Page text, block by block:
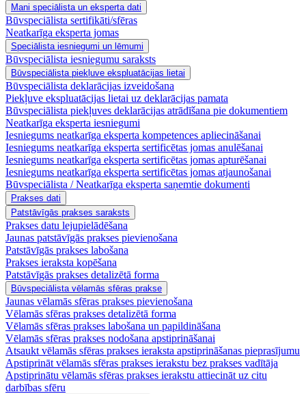
Mani speciālista un eksperta dati
Būvspeciālista sertifikāti/sfēras
Neatkarīga eksperta jomas
Speciālista iesniegumi un lēmumi
Būvspeciālista iesniegumu saraksts
Būvspeciālista piekļuve ekspluatācijas lietai
Būvspeciālista deklarācijas izveidošana
Piekļuve ekspluatācijas lietai uz deklarācijas pamata
Būvspeciālista piekļuves deklarācijas atrādīšana pie dokumentiem
Neatkarīga eksperta iesniegumi
Iesniegums neatkarīga eksperta kompetences apliecināšanai
Iesniegums neatkarīga eksperta sertificētas jomas anulēšanai
Iesniegums neatkarīga eksperta sertificētas jomas apturēšanai
Iesniegums neatkarīga eksperta sertificētas jomas atjaunošanai
Būvspeciālista / Neatkarīga eksperta saņemtie dokumenti
Prakses dati
Patstāvīgās prakses saraksts
Prakses datu lejupielādēšana
Jaunas patstāvīgās prakses pievienošana
Patstāvīgās prakses labošana
Prakses ieraksta kopēšana
Patstāvīgās prakses detalizētā forma
Būvspeciālista vēlamās sfēras prakse
Jaunas vēlamās sfēras prakses pievienošana
Vēlamās sfēras prakses detalizētā forma
Vēlamās sfēras prakses labošana un papildināšana
Vēlamās sfēras prakses nodošana apstiprināšanai
Atsaukt vēlamās sfēras prakses ieraksta apstiprināšanas pieprasījumu
Apstiprināt vēlamās sfēras prakses ierakstu bez prakses vadītāja
Apstiprinātu vēlamās sfēras prakses ierakstu attiecināt uz citu
darbības sfēru